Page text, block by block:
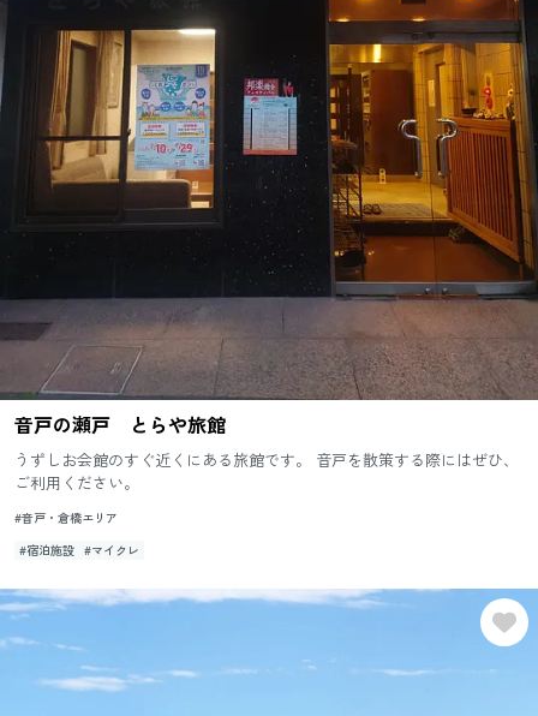
音戸の瀬戸 とらや旅館
うずしお会館のすぐ近くにある旅館です。 音戸を散策する際にはぜひ、
ご利用ください。
#音戸・倉橋エリア
#宿泊施設 #マイクレ